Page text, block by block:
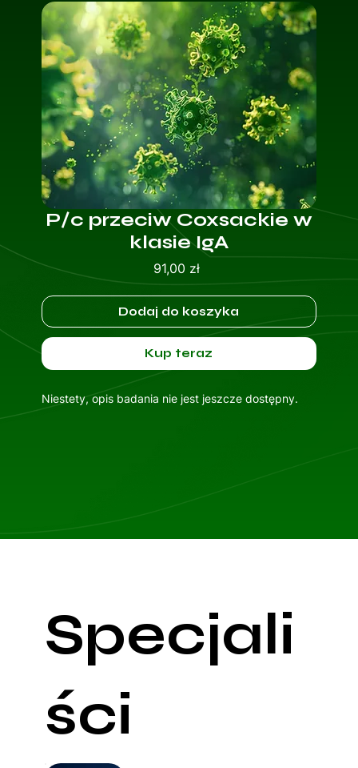
P/c przeciw Coxsackie w
klasie IgA
91,00 złCena
Dodaj do koszyka
Kup teraz
Niestety, opis badania nie jest jeszcze dostępny.
Specjali
ści